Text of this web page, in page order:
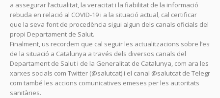
a assegurar l’actualitat, la veracitat i la fiabilitat de la informació
rebuda en relació al COVID-19 i a la situació actual, cal certificar
que la seva font de procedència sigui algun dels canals oficials del
propi Departament de Salut.
Finalment, us recordem que cal seguir les actualitzacions sobre l’estat
de la situació a Catalunya a través dels diversos canals del
Departament de Salut i de la Generalitat de Catalunya, com ara les
xarxes socials com Twitter (@salutcat) i el canal @salutcat de
com també les accions comunicatives emeses per les autoritats
sanitàries.